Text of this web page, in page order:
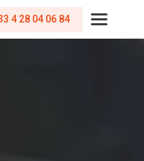
4 28 04 06 84